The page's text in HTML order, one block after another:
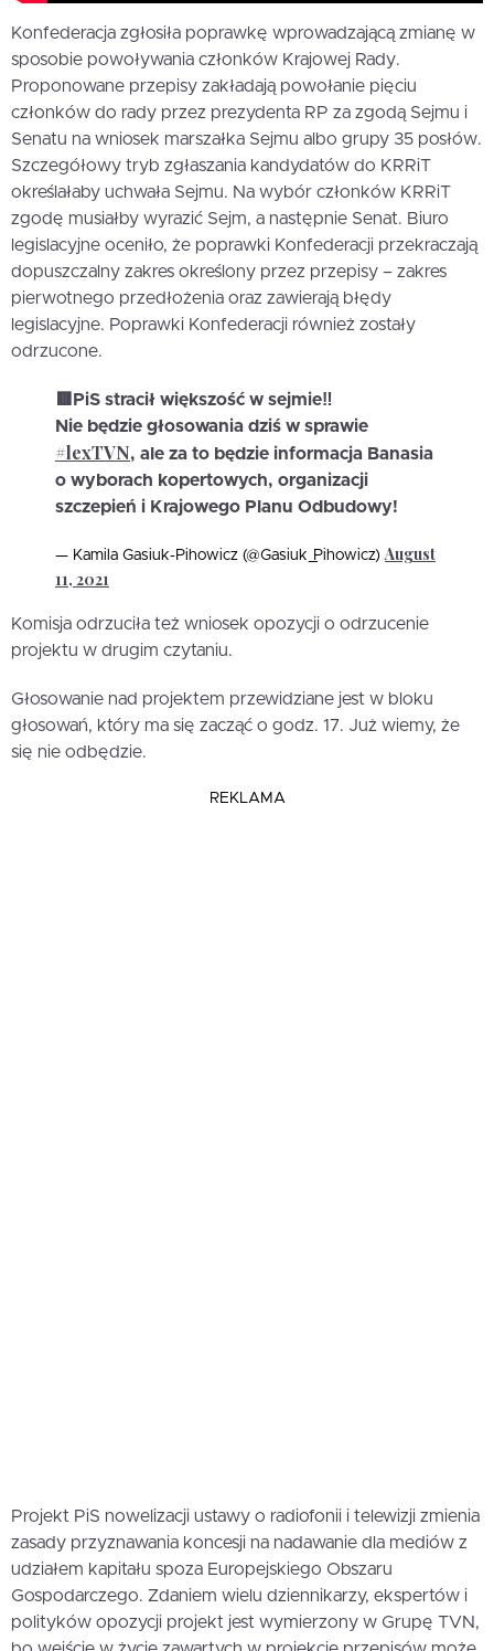
Konfederacja zgłosiła poprawkę wprowadzającą zmianę w
sposobie powoływania członków Krajowej Rady.
Proponowane przepisy zakładają powołanie pięciu
członków do rady przez prezydenta RP za zgodą Sejmu i
Senatu na wniosek marszałka Sejmu albo grupy 35 posłów.
Szczegółowy tryb zgłaszania kandydatów do KRRiT
określałaby uchwała Sejmu. Na wybór członków KRRiT
zgodę musiałby wyrazić Sejm, a następnie Senat. Biuro
legislacyjne oceniło, że poprawki Konfederacji przekraczają
dopuszczalny zakres określony przez przepisy – zakres
pierwotnego przedłożenia oraz zawierają błędy
legislacyjne. Poprawki Konfederacji również zostały
odrzucone.
🟥PiS stracił większość w sejmie‼️
Nie będzie głosowania dziś w sprawie
#lexTVN, ale za to będzie informacja Banasia
o wyborach kopertowych, organizacji
szczepień i Krajowego Planu Odbudowy!
— Kamila Gasiuk-Pihowicz (@Gasiuk_Pihowicz)August
11, 2021
Komisja odrzuciła też wniosek opozycji o odrzucenie
projektu w drugim czytaniu.
Głosowanie nad projektem przewidziane jest w bloku
głosowań, który ma się zacząć o godz. 17. Już wiemy, że
się nie odbędzie.
REKLAMA
Projekt PiS nowelizacji ustawy o radiofonii i telewizji zmienia
zasady przyznawania koncesji na nadawanie dla mediów z
udziałem kapitału spoza Europejskiego Obszaru
Gospodarczego. Zdaniem wielu dziennikarzy, ekspertów i
polityków opozycji projekt jest wymierzony w Grupę TVN,